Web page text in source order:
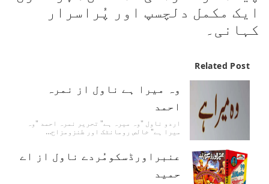
ایک مکمل دلچسپ اور پُراسرار
کہانی۔
Related Post
وہ میرا ہے ناول از نمرہ
احمد
اردو ناول "وہ میرہ ہے" تحریر نمرہ احمد "وہ
میرا ہے" خالص رومانٹک اور طنزومزاح…
عنبراورڈسکومُردے ناول از اے
حمید